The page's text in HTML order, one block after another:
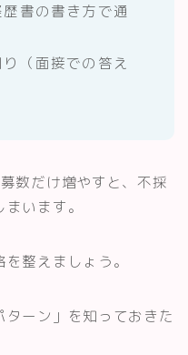
書の書き方で通
（面接での答え
数だけ増やすと、不採
います。
整えましょう。
ーン」を知っておきた